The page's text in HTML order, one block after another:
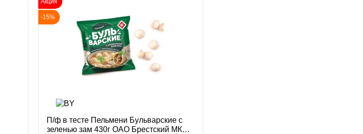
Акция
-15%
П/ф в тесте Пельмени Бульварские с
зеленью зам 430г ОАО Брестский МК